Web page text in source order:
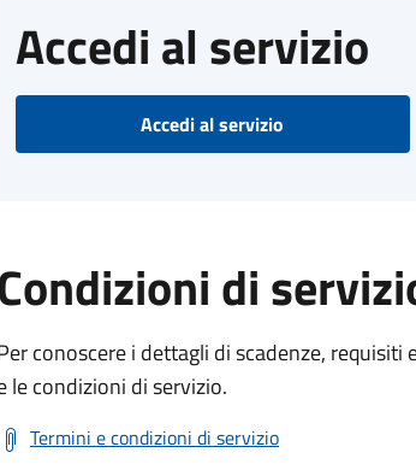
Accedi al servizio
Accedi al servizio
di
conoscere i dettagli di scadenze,
le condizioni di servizio.
Termini e condizioni di servizio